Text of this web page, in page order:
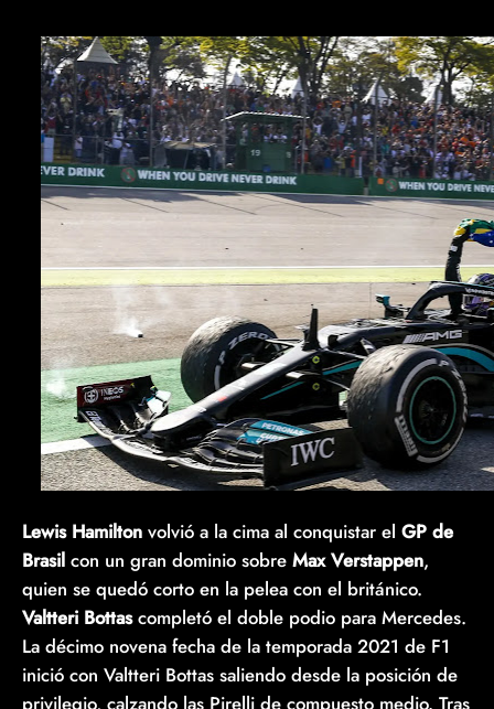
Lewis Hamilton volvió a la cima al conquistar el GP de
Brasil con un gran dominio sobre Max Verstappen,
quien se quedó corto en la pelea con el británico.
Valtteri Bottascompletó el doble podio para Mercedes.
La décimo novena fecha de la temporada 2021 de F1
inició con Valtteri Bottas saliendo desde la posición de
privilegio, calzando las Pirelli de compuesto medio. Tras